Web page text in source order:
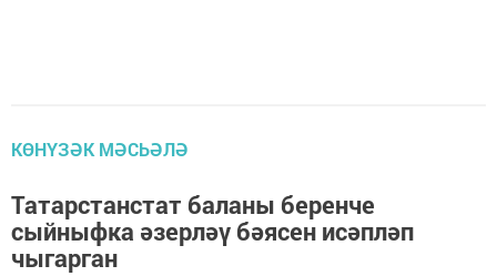
КӨНҮЗӘК МӘСЬӘЛӘ
Татарстанстат баланы беренче
сыйныфка әзерләү бәясен исәпләп
чыгарган